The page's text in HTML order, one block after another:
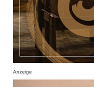
Anzeige